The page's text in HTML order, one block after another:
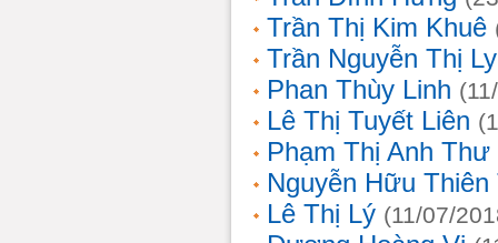
Trần Thị Kim Khuê
Trần Nguyễn Thị
Phan Thùy Linh
Lê Thị Tuyết Liên
Phạm Thị Anh Thư
Nguyễn Hữu Thiên
Lê Thị Lý (11/07/